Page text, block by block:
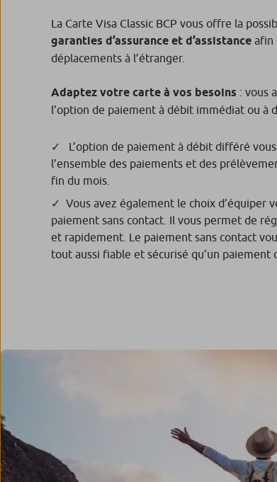
La Carte Visa Classic BCP vous offre la
garanties d’assurance et d’assistance afin
déplacements à l’étranger.
Adaptez votre carte à vos besoins : vous
l’option de paiement à débit immédiat ou à
L’option de paiement à débit différé
l’ensemble des paiements et des
fin du mois.
Vous avez également le choix d’équiper
paiement sans contact. Il vous permet de
et rapidement. Le paiement sans contact
tout aussi fiable et sécurisé qu’un paiement